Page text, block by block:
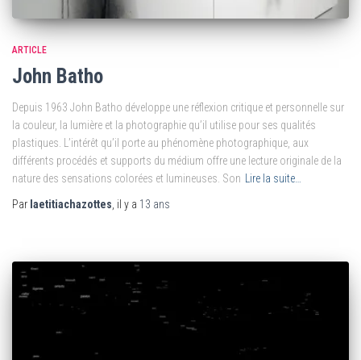
ARTICLE
John Batho
Depuis 1963 John Batho développe une réflexion critique et personnelle sur
la couleur, la lumière et la photographie qu’il utilise pour ses qualités
plastiques. L’intérêt qu’il porte au phénomène photographique, aux
différents procédés et supports du médium offre une lecture originale de la
nature des sensations colorées et lumineuses. Son
Lire la suite…
Par laetitiachazottes , il y a 13 ans